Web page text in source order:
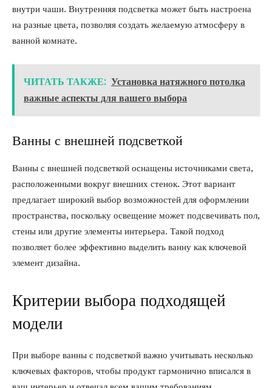
внутри чаши. Внутренняя подсветка может быть настроена
на разные цвета, позволяя создать желаемую атмосферу в
ванной комнате.
ЧИТАТЬ ТАКЖЕ: Установка натяжного потолка
важные аспекты для вашего выбора
Ванны с внешней подсветкой
Ванны с внешней подсветкой оснащены источниками света,
расположенными вокруг внешних стенок. Этот вариант
предлагает широкий выбор возможностей для оформлении
пространства, поскольку освещение может подсвечивать пол,
стены или другие элементы интерьера. Такой подход
позволяет более эффективно выделить ванну как ключевой
элемент дизайна.
Критерии выбора подходящей
модели
При выборе ванны с подсветкой важно учитывать несколько
ключевых факторов, чтобы продукт гармонично вписался в